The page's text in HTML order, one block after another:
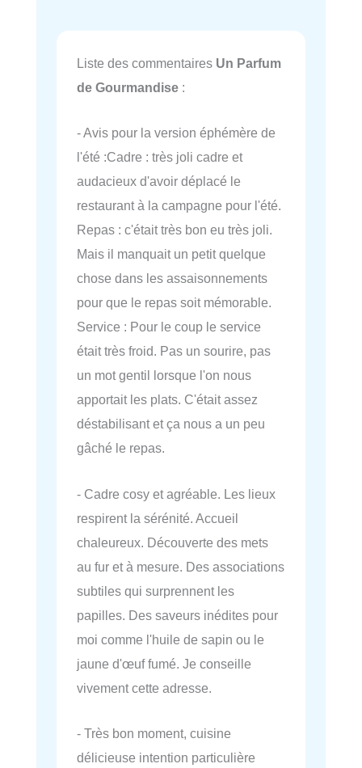
Liste des commentaires Un Parfum
de Gourmandise :
- Avis pour la version éphémère de
l'été :Cadre : très joli cadre et
audacieux d'avoir déplacé le
restaurant à la campagne pour l'été.
Repas : c'était très bon eu très joli.
Mais il manquait un petit quelque
chose dans les assaisonnements
pour que le repas soit mémorable.
Service : Pour le coup le service
était très froid. Pas un sourire, pas
un mot gentil lorsque l'on nous
apportait les plats. C'était assez
déstabilisant et ça nous a un peu
gâché le repas.
- Cadre cosy et agréable. Les lieux
respirent la sérénité. Accueil
chaleureux. Découverte des mets
au fur et à mesure. Des associations
subtiles qui surprennent les
papilles. Des saveurs inédites pour
moi comme l'huile de sapin ou le
jaune d'œuf fumé. Je conseille
vivement cette adresse.
- Très bon moment, cuisine
délicieuse intention particulière